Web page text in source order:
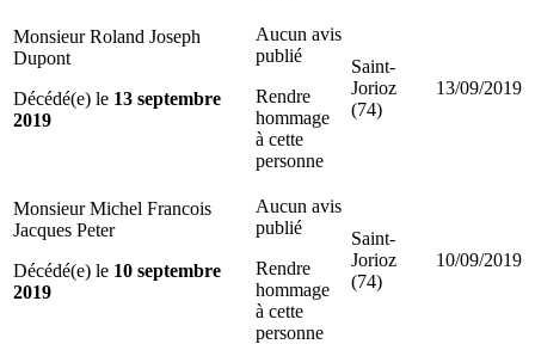
Monsieur Roland Joseph
Dupont
Décédé(e) le 13 septembre
2019
Aucun avis
publié
Rendre
hommage
à cette
personne
Saint-
Jorioz
(74)
13/09/2019
Monsieur Michel Francois
Jacques Peter
Décédé(e) le 10 septembre
2019
Aucun avis
publié
Rendre
hommage
à cette
personne
Saint-
Jorioz
(74)
10/09/2019